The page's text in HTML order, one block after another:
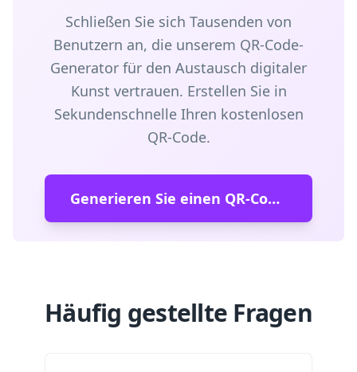
Schließen Sie sich Tausenden von
Benutzern an, die unserem QR-Code-
Generator für den Austausch digitaler
Kunst vertrauen. Erstellen Sie in
Sekundenschnelle Ihren kostenlosen
QR-Code.
Generieren Sie einen QR-Code für digitale Kunstwerke
Häufig gestellte Fragen